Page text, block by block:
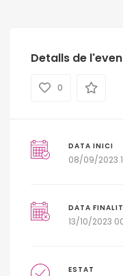
Detalls de
0
DATA INICI
08/09/2023
DATA
13/10/2023
ESTAT